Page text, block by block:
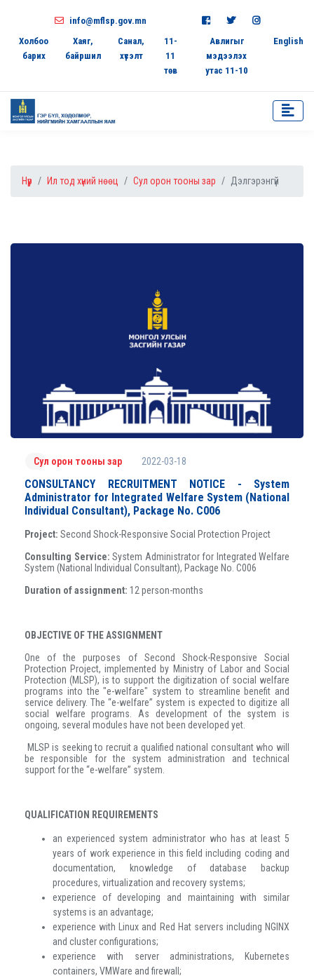
info@mflsp.gov.mn
Холбоо
барих
Хаяг,
байршил
Санал,
хүсэлт
11-
11
төв
Авлигыг
мэдээлэх
утас 11-10
English
Нүүр Ил тод хүний нөөц Сул орон тооны зар Дэлгэрэнгүй
Сул орон тооны зар 2022-03-18
CONSULTANCY RECRUITMENT NOTICE - System
Administrator for Integrated Welfare System (National
Individual Consultant), Package No. C006
Project: Second Shock-Responsive Social Protection Project
Consulting Service: System Administrator for Integrated Welfare
System (National Individual Consultant), Package No. C006
Duration of assignment: 12 person-months
OBJECTIVE OF THE ASSIGNMENT
One of the purposes of Second Shock-Responsive Social
Protection Project, implemented by Ministry of Labor and Social
Protection (MLSP), is to support the digitization of social welfare
programs into the "e-welfare" system to streamline benefit and
service delivery. The “e-welfare” system is expected to digitize all
social welfare programs. As development of the system is
ongoing, several modules have not been developed yet.
MLSP is seeking to recruit a qualified national consultant who will
be responsible for the system administration and technical
support for the “e-welfare” system.
QUALIFICATION REQUIREMENTS
an experienced system administrator who has at least 5
years of work experience in this field including coding and
documentation, knowledge of database backup
procedures, virtualization and recovery systems;
experience of developing and maintaining with similar
systems is an advantage;
experience with Linux and Red Hat servers including NGINX
and cluster configurations;
experience with server administrations, Kubernetes
containers, VMWare and firewall;